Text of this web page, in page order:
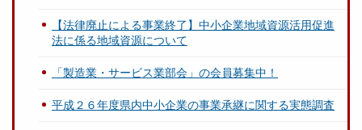
【法律廃止による事業終了】中小企業地域資源活用促進
法に係る地域資源について
「製造業・サービス業部会」の会員募集中！
平成２６年度県内中小企業の事業承継に関する実態調査